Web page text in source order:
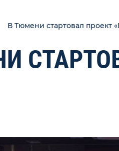
В Тюмени стартовал проект